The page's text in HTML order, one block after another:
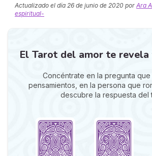
Actualizado el día 26 de junio de 2020 por Ara
espiritual-
El Tarot del amor te
Concéntrate en la pregunta que
pensamientos, en la persona que
descubre la respuesta del